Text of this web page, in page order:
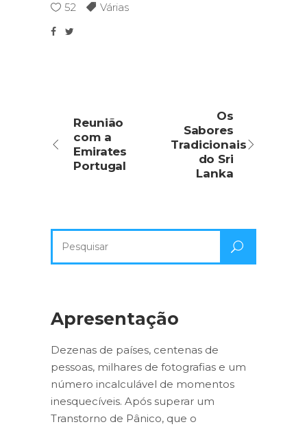
52 Várias
Reunião
com a
Emirates
Portugal
Os
Sabores
Tradicionais
do Sri
Lanka
por:
Apresentação
Dezenas de países, centenas de
pessoas, milhares de fotografias e um
número incalculável de momentos
inesquecíveis. Após superar um
Transtorno de Pânico, que o